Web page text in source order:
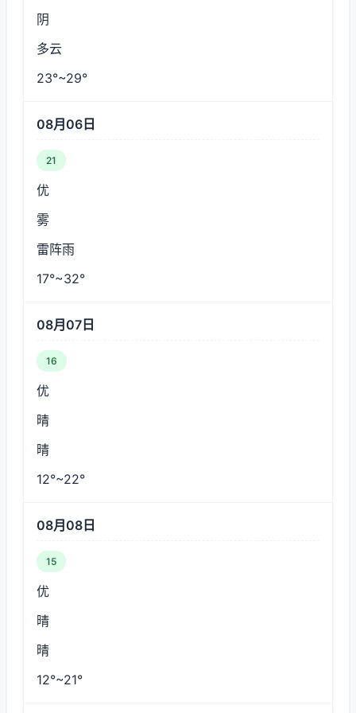
阴
多云
23°~29°
08月06日
21
优
雾
雷阵雨
17°~32°
08月07日
16
优
晴
晴
12°~22°
08月08日
15
优
晴
晴
12°~21°